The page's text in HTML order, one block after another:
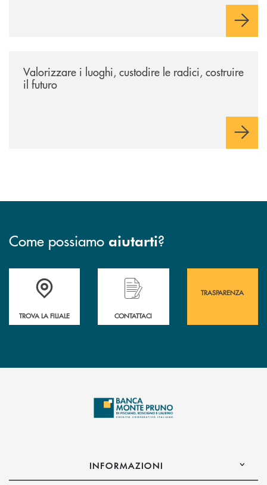
Valorizzare i luoghi, custodire le radici, costruire
il futuro
Come possiamo aiutarti?
Accedi all' elenco completo&nbsp; delle&nbsp; filiali&nbsp; di Banca
TROVA LA FILIALE
Hai bisogno di assistenza immediata?
CONTATTACI
TRASPARENZA
INFORMAZIONI